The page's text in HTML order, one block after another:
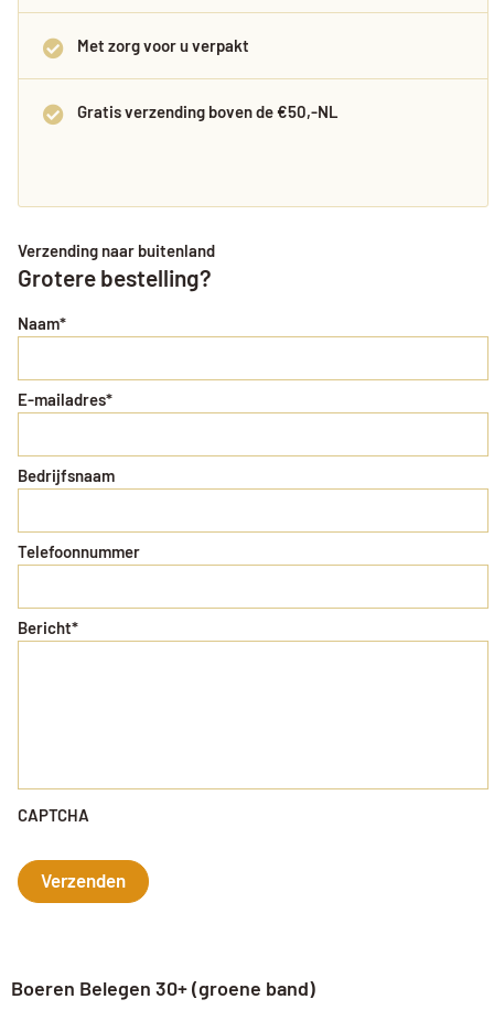
Met zorg voor u verpakt
Gratis verzending boven de €50,-NL
Verzending naar buitenland
Grotere bestelling?
Naam*
E-mailadres*
Bedrijfsnaam
Telefoonnummer
Bericht*
CAPTCHA
Boeren Belegen 30+ (groene band)